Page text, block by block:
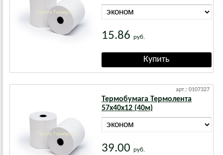
15.86 руб.
арт.: 0107327
Термобумага Термолента
57х40х12 (40м)
39.00 руб.